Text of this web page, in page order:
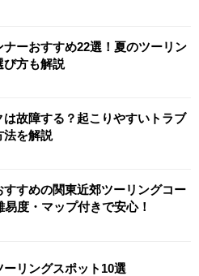
ーおすすめ22選！夏のツーリン
び方も解説
故障する？起こりやすいトラブ
法を解説
すめの関東近郊ツーリングコー
度・マップ付きで安心！
リングスポット10選